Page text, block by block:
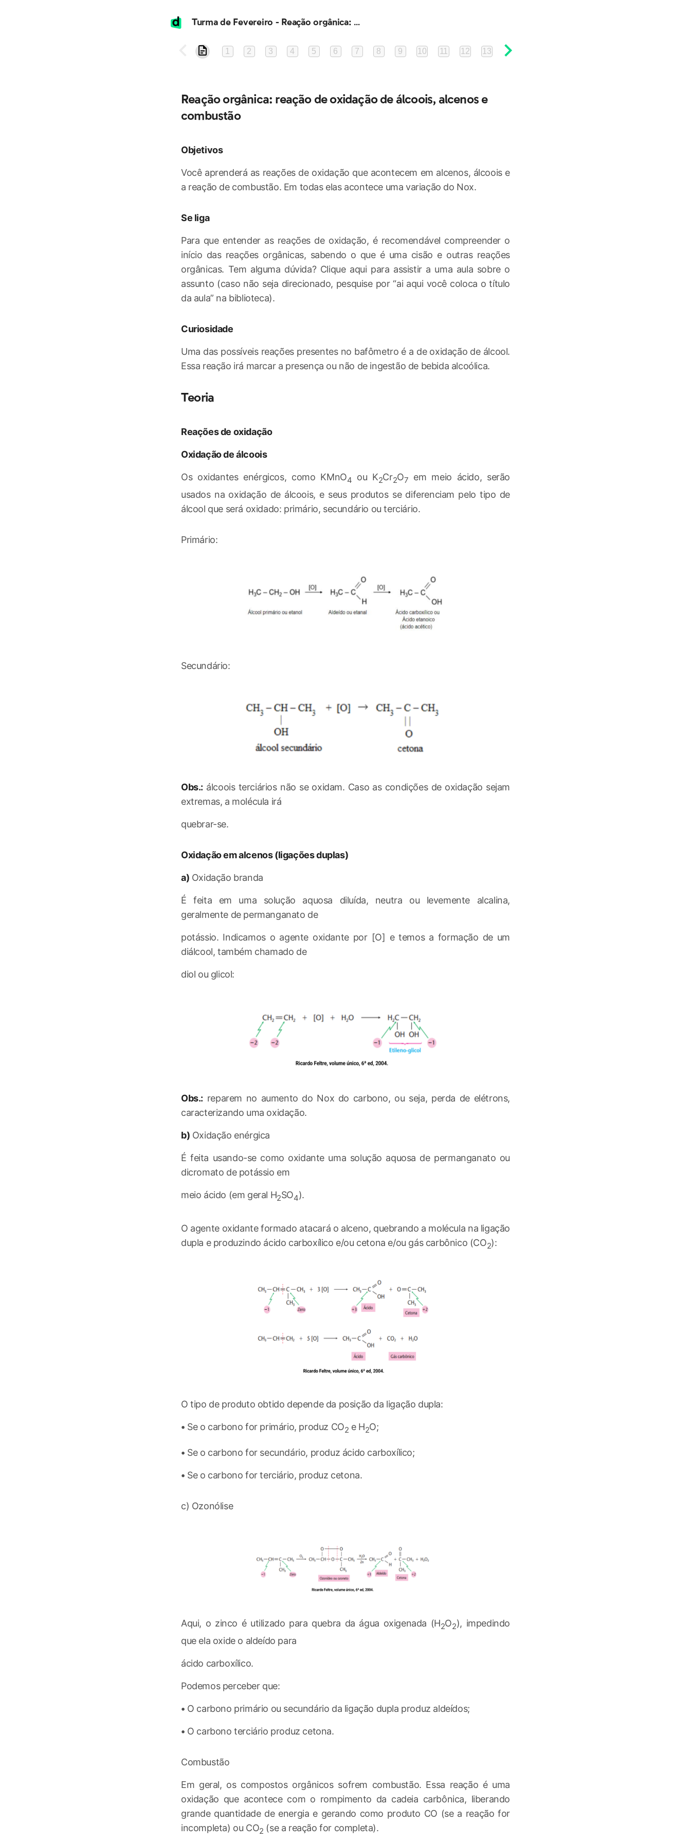
Turma de Fevereiro - Reação orgânica: reação de oxidação de álcoois, alcenos e combustão
1 2 3 4 5 6 7 8 9 10 11 12 13 14
Reação orgânica: reação de oxidação de álcoois, alcenos e
combustão
Objetivos
Você aprenderá as reações de oxidação que acontecem em alcenos, álcoois e
a reação de combustão. Em todas elas acontece uma variação do Nox.
Se liga
Para que entender as reações de oxidação, é recomendável compreender o
início das reações orgânicas, sabendo o que é uma cisão e outras reações
orgânicas. Tem alguma dúvida? Clique aqui para assistir a uma aula sobre o
assunto (caso não seja direcionado, pesquise por “ai aqui você coloca o título
da aula” na biblioteca).
Curiosidade
Uma das possíveis reações presentes no bafômetro é a de oxidação de álcool.
Essa reação irá marcar a presença ou não de ingestão de bebida alcoólica.
Teoria
Reações de oxidação
Oxidação de álcoois
Os oxidantes enérgicos, como KMnO4 ou K2Cr2O7 em meio ácido, serão
usados na oxidação de álcoois, e seus produtos se diferenciam pelo tipo de
álcool que será oxidado: primário, secundário ou terciário.
Primário:
Secundário:
Obs.: álcoois terciários não se oxidam. Caso as condições de oxidação sejam
extremas, a molécula irá
quebrar-se.
Oxidação em alcenos (ligações duplas)
a) Oxidação branda
É feita em uma solução aquosa diluída, neutra ou levemente alcalina,
geralmente de permanganato de
potássio. Indicamos o agente oxidante por [O] e temos a formação de um
diálcool, também chamado de
diol ou glicol:
Obs.: reparem no aumento do Nox do carbono, ou seja, perda de elétrons,
caracterizando uma oxidação.
b) Oxidação enérgica
É feita usando-se como oxidante uma solução aquosa de permanganato ou
dicromato de potássio em
meio ácido (em geral H2SO4).
O agente oxidante formado atacará o alceno, quebrando a molécula na ligação
dupla e produzindo ácido carboxílico e/ou cetona e/ou gás carbônico (CO2):
O tipo de produto obtido depende da posição da ligação dupla:
• Se o carbono for primário, produz CO2 e H2O;
• Se o carbono for secundário, produz ácido carboxílico;
• Se o carbono for terciário, produz cetona.
c) Ozonólise
Aqui, o zinco é utilizado para quebra da água oxigenada (H2O2), impedindo
que ela oxide o aldeído para
ácido carboxílico.
Podemos perceber que:
• O carbono primário ou secundário da ligação dupla produz aldeídos;
• O carbono terciário produz cetona.
Combustão
Em geral, os compostos orgânicos sofrem combustão. Essa reação é uma
oxidação que acontece com o rompimento da cadeia carbônica, liberando
grande quantidade de energia e gerando como produto CO (se a reação for
incompleta) ou CO2 (se a reação for completa).